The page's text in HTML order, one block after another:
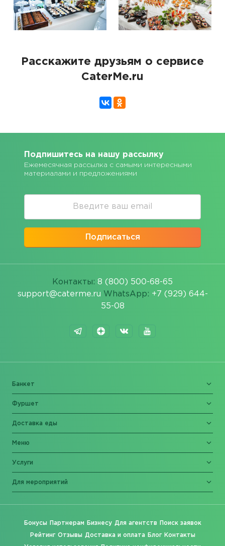
Расскажите друзьям о сервисе
CaterMe.ru
Подпишитесь на нашу рассылку
Ежемесячная рассылка с самыми интересными
материалами и предложениями
Подписаться
Контакты: 8 (800) 500-68-65
support@caterme.ru WhatsApp: +7 (929) 644-
55-08
Банкет
Фуршет
Доставка еды
Меню
Услуги
Для мероприятий
Бонусы Партнерам Бизнесу Для агентств Поиск заявок
Рейтинг Отзывы Доставка и оплата Блог Контакты